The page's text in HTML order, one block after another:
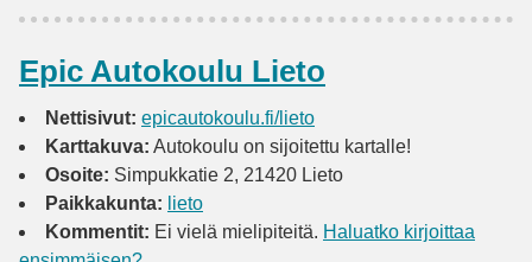
Epic Autokoulu Lieto
Nettisivut: epicautokoulu.fi/lieto
Karttakuva: Autokoulu on sijoitettu kartalle!
Osoite: Simpukkatie 2, 21420 Lieto
Paikkakunta: lieto
Kommentit: Ei vielä mielipiteitä. Haluatko kirjoittaa